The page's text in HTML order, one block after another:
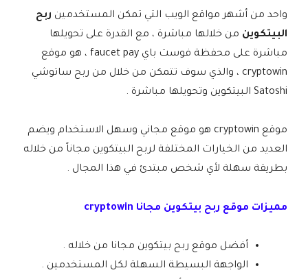
واحد من أشهر مواقع الويب التي تمكن المستخدمينربح
البيتكوينمن خلالها مباشرة ، مع القدرة على تحويلها
مباشرة على محفظة فوست باي faucet pay ، هو موقع
cryptowin ، والذي سوف تتمكن من خلال من ربح ساتوشي
Satoshi البيتكوين وتحويلها مباشرة .
موقع cryptowin هو موقع مجاني وسهل الاستخدام ويضم
العديد من الخيارات المختلفة لربح البيتكوين مجاناً من خلاله
بطريقة سهلة لأي شخص مبتدئ في هذا المجال .
مميزات موقع ربح بيتكوين مجانا cryptowin
أفضل موقع ربح بيتكوين مجانا من خلاله .
الواجهة البسيطة السهلة لكل المستخدمين .